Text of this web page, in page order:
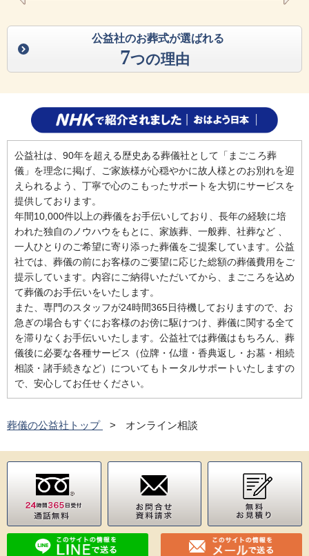
公益社のお葬式が選ばれる
7つの理由
公益社は、90年を超える歴史ある葬儀社として「まごころ葬
儀」を理念に掲げ、ご家族様が心穏やかに故人様とのお別れを迎
えられるよう、丁寧で心のこもったサポートを大切にサービスを
提供しております。
年間10,000件以上の葬儀をお手伝いしており、長年の経験に培
われた独自のノウハウをもとに、家族葬、一般葬、社葬など 、
一人ひとりのご希望に寄り添った葬儀をご提案しています。公益
社では、葬儀の前にお客様のご要望に応じた総額の葬儀費用をご
提示しています。内容にご納得いただいてから、まごころを込め
て葬儀のお手伝いをいたします。
また、専門のスタッフが24時間365日待機しておりますので、お
急ぎの場合もすぐにお客様のお傍に駆けつけ、葬儀に関する全て
を滞りなくお手伝いいたします。公益社では葬儀はもちろん、葬
儀後に必要な各種サービス（位牌・仏壇・香典返し・お墓・相続
相談・諸手続きなど）についてもトータルサポートいたしますの
で、安心してお任せください。
葬儀の公益社トップ オンライン相談